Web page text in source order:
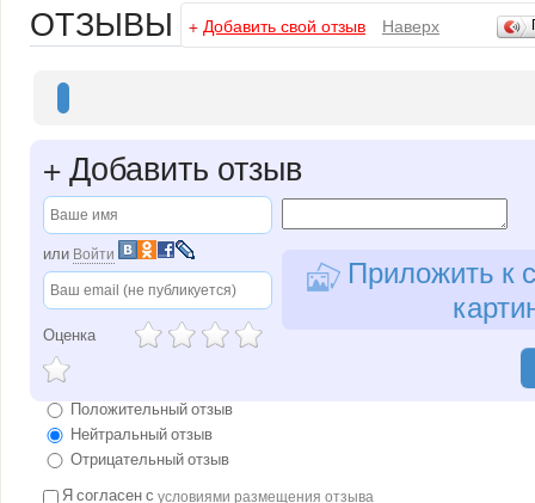
ОТЗЫВЫ + Добавить свой отзыв Наверх
+Добавить отзыв
или Войти
Оценка
Положительный отзыв
Нейтральный отзыв
Отрицательный отзыв
Приложить к
Я согласен с условиями размещения отзыва